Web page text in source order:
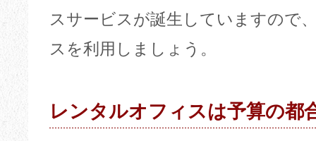
スサービスが誕生していますので
スを利用しましょう。
レンタルオフィスは予算の都